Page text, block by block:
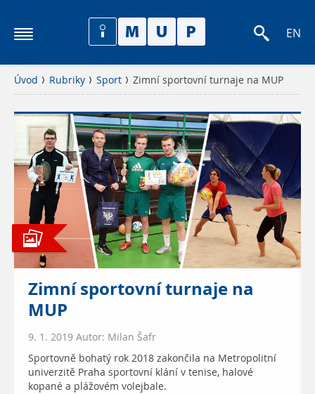
EN
Úvod Rubriky Sport Zimní sportovní turnaje na MUP
Zimní sportovní turnaje na
MUP
9. 1. 2019 Autor: Milan Šafr
Sportovně bohatý rok 2018 zakončila na Metropolitní
univerzitě Praha sportovní klání v tenise, halové
kopané a plážovém volejbale.